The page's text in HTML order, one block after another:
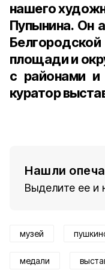
нашего
Пупынина. Он
площади и
с районами и
куратор
Нашли
Выделите ее и
музей
медали